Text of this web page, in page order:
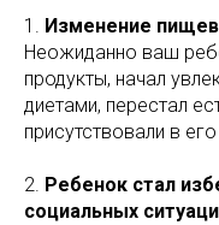
1. Изменение
Неожиданно ваш
продукты, начал
диетами, перестал
присутствовали в
2. Ребенок стал
социальных